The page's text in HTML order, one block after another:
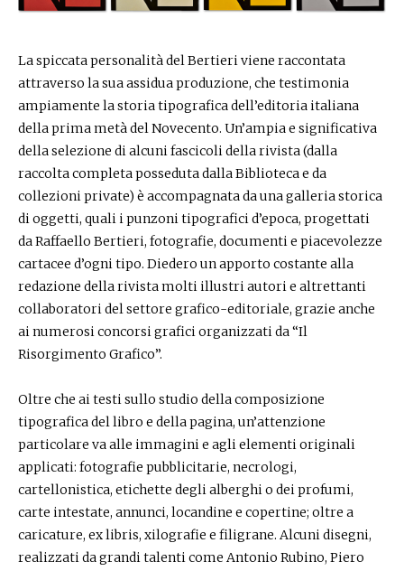
La spiccata personalità del Bertieri viene raccontata
attraverso la sua assidua produzione, che testimonia
ampiamente la storia tipografica dell’editoria italiana
della prima metà del Novecento. Un’ampia e significativa
della selezione di alcuni fascicoli della rivista (dalla
raccolta completa posseduta dalla Biblioteca e da
collezioni private) è accompagnata da una galleria storica
di oggetti, quali i punzoni tipografici d’epoca, progettati
da Raffaello Bertieri, fotografie, documenti e piacevolezze
cartacee d’ogni tipo. Diedero un apporto costante alla
redazione della rivista molti illustri autori e altrettanti
collaboratori del settore grafico-editoriale, grazie anche
ai numerosi concorsi grafici organizzati da “Il
Risorgimento Grafico”.
Oltre che ai testi sullo studio della composizione
tipografica del libro e della pagina, un’attenzione
particolare va alle immagini e agli elementi originali
applicati: fotografie pubblicitarie, necrologi,
cartellonistica, etichette degli alberghi o dei profumi,
carte intestate, annunci, locandine e copertine; oltre a
caricature, ex libris, xilografie e filigrane. Alcuni disegni,
realizzati da grandi talenti come Antonio Rubino, Piero